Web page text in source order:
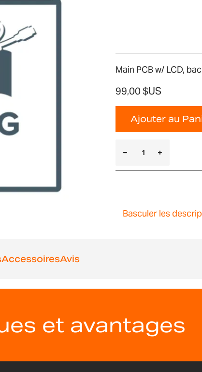
Main PCB w/ LCD,
99,00 $US
Ajouter au
Basculer les
AccessoiresAvis
et avantages